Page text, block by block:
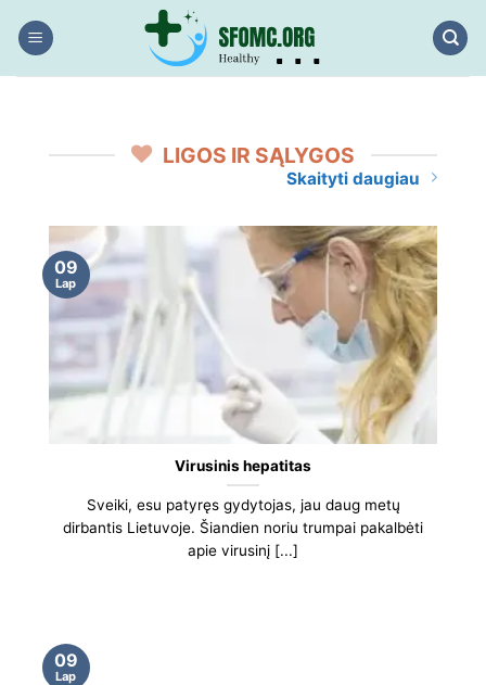
LIGOS IR SĄLYGOS
Skaityti daugiau
Virusinis hepatitas
Sveiki, esu patyręs gydytojas, jau daug metų
dirbantis Lietuvoje. Šiandien noriu trumpai pakalbėti
apie virusinį [...]
09
Lap
09
Lap